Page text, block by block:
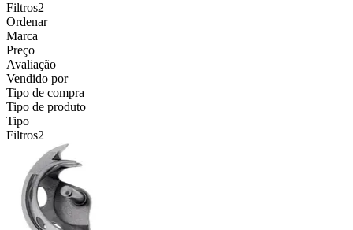
Filtros2
Ordenar
Marca
Preço
Avaliação
Vendido por
Tipo de compra
Tipo de produto
Tipo
Filtros2